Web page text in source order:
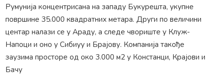
Румунија концентрисана на западу Букурешта, укупне
површине 35.000 квадратних метара. Други по величини
центар налази се у Араду, а следе чвориште у Клуж-
Напоци и оно у Сибиуу и Брајову. Компанија такође
заузима просторе од око 3.000 м2 у Констанци, Крајови и
Бачу